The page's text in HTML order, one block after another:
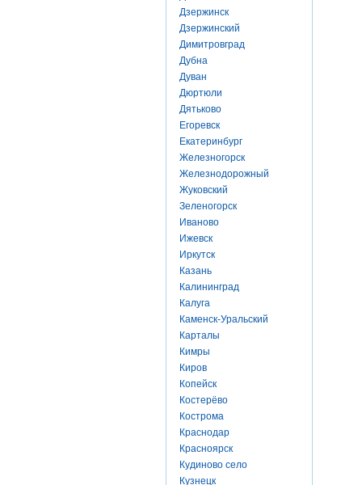
Дзержинск
Дзержинский
Димитровград
Дубна
Дуван
Дюртюли
Дятьково
Егоревск
Екатеринбург
Железногорск
Железнодорожный
Жуковский
Зеленогорск
Иваново
Ижевск
Иркутск
Казань
Калининград
Калуга
Каменск-Уральский
Карталы
Кимры
Киров
Копейск
Костерёво
Кострома
Краснодар
Красноярск
Кудиново село
Кузнецк